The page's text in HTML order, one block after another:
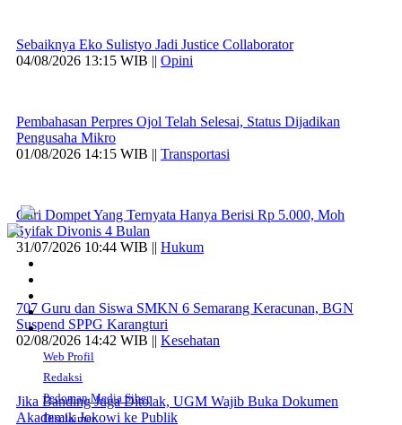
Sebaiknya Eko Sulistyo Jadi Justice Collaborator
04/08/2026 13:15 WIB || Opini
Pembahasan Perpres Ojol Telah Selesai, Status Dijadikan
Pengusaha Mikro
01/08/2026 14:15 WIB || Transportasi
Curi Dompet Yang Ternyata Hanya Berisi Rp 5.000, Moh
Syifak Divonis 4 Bulan
31/07/2026 10:44 WIB || Hukum
707 Guru dan Siswa SMKN 6 Semarang Keracunan, BGN
Suspend SPPG Karangturi
02/08/2026 14:42 WIB || Kesehatan
Jika Banding Juga Ditolak, UGM Wajib Buka Dokumen
Akademik Jokowi ke Publik
Web Profil
Redaksi
Pedoman Media Siber
Disclaimer